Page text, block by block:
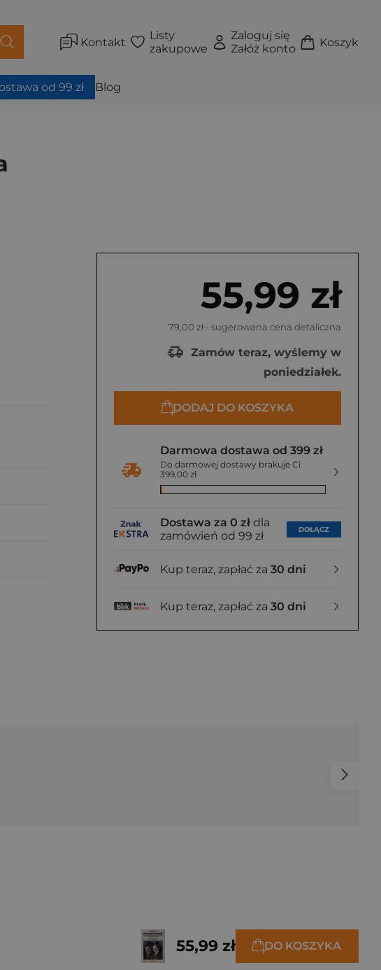
Kontakt
Listy
zakupowe
Zaloguj się
Załóż konto
Koszyk
od 99 zł Blog
55,99 zł
79,00 zł - sugerowana cena detaliczna
Zamów teraz, wyślemy w
poniedziałek.
DODAJ DO KOSZYKA
Darmowa dostawa od 399 zł
Do darmowej dostawy brakuje Ci
399,00 zł
Dostawa za 0 zł dla
zamówień od 99 zł
DOŁĄCZ
Kup teraz, zapłać za 30 dni
Kup teraz, zapłać za 30 dni
55,99 zł DO KOSZYKA